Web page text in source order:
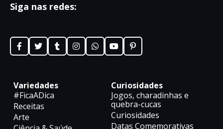
Siga nas redes:
Variedades
#FicaADica
Receitas
Arte
Curiosidades
Jogos, charadinhas e
quebra-cucas
Curiosidades
Datas Comemorativas